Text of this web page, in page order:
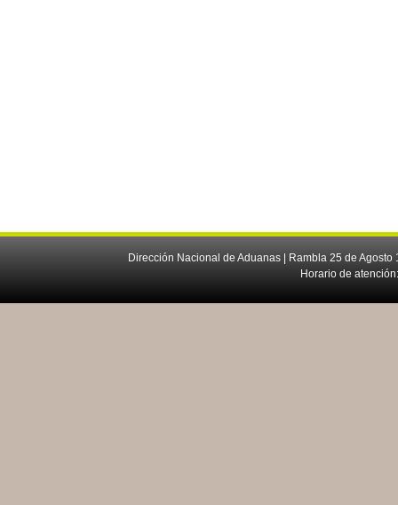
Dirección Nacional de Aduanas | Rambla 25 de
Horario de